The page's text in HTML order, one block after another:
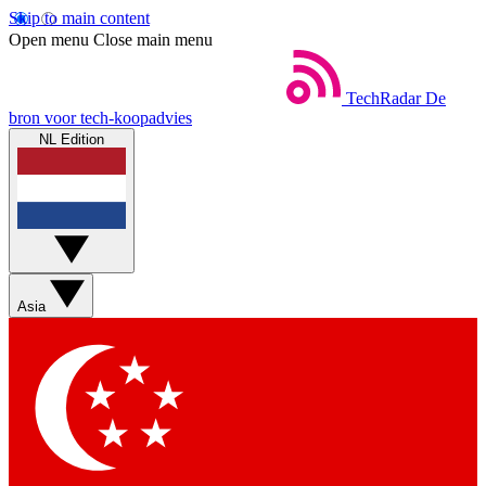
Skip to main content
Open menu Close main menu
TechRadar De
bron voor tech-koopadvies
NL Edition
Asia